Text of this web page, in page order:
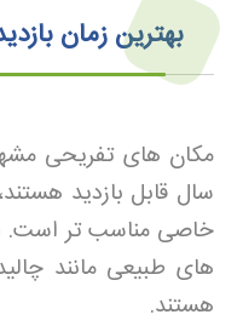
بهترین زمان
مکان های تفریحی
سال قابل بازدید
خاصی مناسب تر است.
های طبیعی مانند
هستند.